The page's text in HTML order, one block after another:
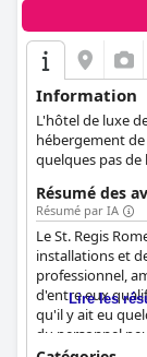
Information
L'hôtel de luxe
hébergement
quelques pas de
Résumé des
Résumé par IA
Le St. Regis
installations et
professionnel,
d'entre eux
qu'il y ait eu
du personnel
Lire les